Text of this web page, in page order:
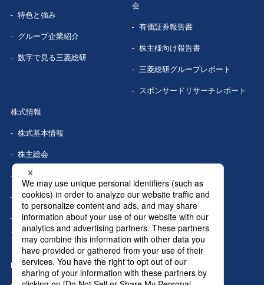
特色と強み
グループ企業紹介
数字で見る三菱総研
会
有価証券報告書
株主様向け報告書
三菱総研グループレポート
スポンサードリサーチレポート
株式情報
株式基本情報
株主総会
株式事務手続き
配当情報
株価情報（Yahoo!ファイナン
ス）
IRカレンダー IRニュース